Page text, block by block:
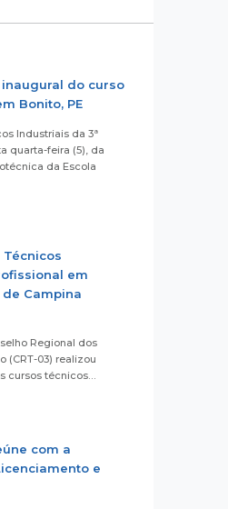
do curso
Bonito, PE
Industriais da 3ª
quarta-feira (5), da
da Escola
em
Campina
Regional dos
(CRT-03) realizou
cursos técnicos…
com a
e